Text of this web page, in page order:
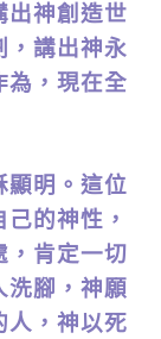
出神創造世
，講出神永
為，現在全
明。這位
的神性，
，肯定一切
洗腳，神願
人，神以死